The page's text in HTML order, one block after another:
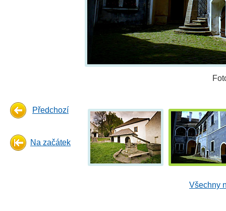
Předchozí
Na začátek
Všechny